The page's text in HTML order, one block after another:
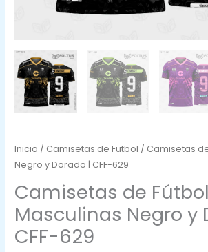
Inicio / Camisetas de Futbol / Camisetas
Negro y Dorado | CFF-629
Camisetas de Fútbol
Masculinas Negro y
CFF-629